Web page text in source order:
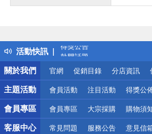
活動快訊
得獎公告
熱門話題
銀行優惠
偏遠地區配送
詐騙網頁！請小心！
關於我們
官網 促銷目錄 分店資訊
主題活動 會員活動 注目活動 得獎公
會員專區 會員專區 大宗採購 購物須
客服中心 常見問題 服務公告 意見信